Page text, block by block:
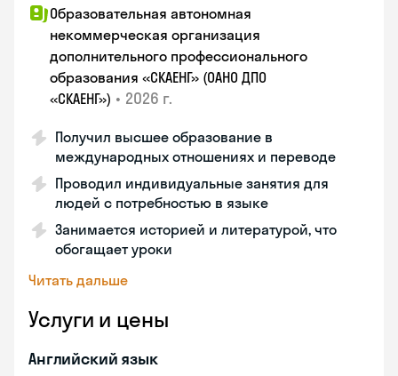
Образовательная автономная
некоммерческая организация
дополнительного профессионального
образования «СКАЕНГ» (ОАНО ДПО
«СКАЕНГ») • 2026 г.
Получил высшее образование в
международных отношениях и переводе
Проводил индивидуальные занятия для
людей с потребностью в языке
Занимается историей и литературой, что
обогащает уроки
Читать дальше
Услуги и цены
Английский язык